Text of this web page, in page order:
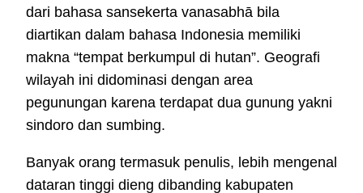
dari bahasa sansekerta vanasabhā bila
diartikan dalam bahasa Indonesia memiliki
makna “tempat berkumpul di hutan”. Geografi
wilayah ini didominasi dengan area
pegunungan karena terdapat dua gunung yakni
sindoro dan sumbing.
Banyak orang termasuk penulis, lebih mengenal
dataran tinggi dieng dibanding kabupaten